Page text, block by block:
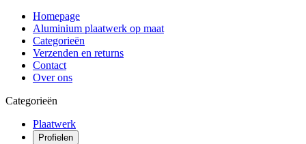
Homepage
Aluminium plaatwerk op maat
Categorieën
Verzenden en returns
Contact
Over ons
Categorieën
Plaatwerk
Profielen